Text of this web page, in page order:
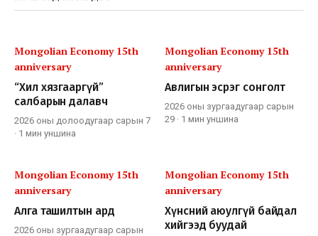
Mongolian Economy 15th
anniversary
“Хил хязгааргүй”
салбарын далавч
2026 оны долоодугаар сарын 7
· 1 мин уншина
Mongolian Economy 15th
anniversary
Авлигын эсрэг сонголт
2026 оны зургаадугаар сарын
29 · 1 мин уншина
Mongolian Economy 15th
anniversary
Алга ташилтын ард
2026 оны зургаадугаар сарын
Mongolian Economy 15th
anniversary
Хүнсний аюулгүй байдал
хийгээд буудай